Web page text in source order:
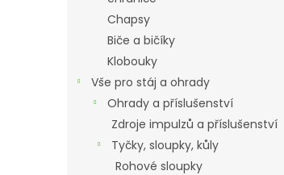
Chapsy
Biče a bičíky
Klobouky
Vše pro stáj a ohrady
Ohrady a příslušenství
Zdroje impulzů a příslušenství
Tyčky, sloupky, kůly
Rohové sloupky